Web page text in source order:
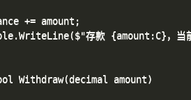
+= amount;
存款 {amount:C}，当
Withdraw(decimal amount)